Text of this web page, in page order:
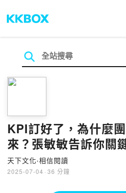
KPI訂好了，為什麼
來？張敏敏告訴你關
｜【領導影響力學院✕
EP11
天下文化‧相信閱讀
2025-07-04 · 36 分鐘